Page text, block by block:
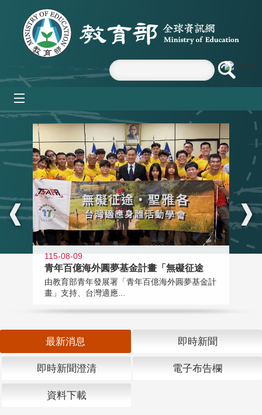
跳到主要內容區塊
:::
115-08-09
青年百億海外圓夢基金計畫「無礙征途
由教育部青年發展署「青年百億海外圓夢基金計
畫」支持、台灣適應...
最新消息 即時新聞
即時新聞澄清 電子布告欄
資料下載